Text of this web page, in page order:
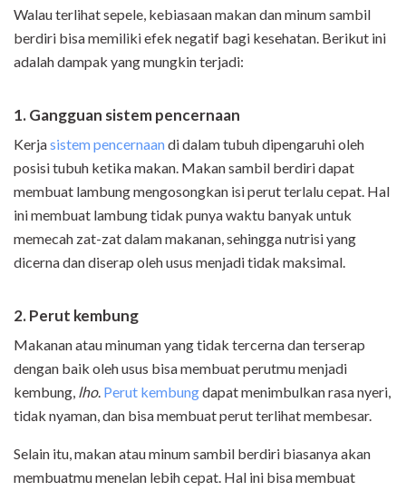
Walau terlihat sepele, kebiasaan makan dan minum sambil
berdiri bisa memiliki efek negatif bagi kesehatan. Berikut ini
adalah dampak yang mungkin terjadi:
1. Gangguan sistem pencernaan
Kerjasistem pencernaandi dalam tubuh dipengaruhi oleh
posisi tubuh ketika makan. Makan sambil berdiri dapat
membuat lambung mengosongkan isi perut terlalu cepat. Hal
ini membuat lambung tidak punya waktu banyak untuk
memecah zat-zat dalam makanan, sehingga nutrisi yang
dicerna dan diserap oleh usus menjadi tidak maksimal.
2. Perut kembung
Makanan atau minuman yang tidak tercerna dan terserap
dengan baik oleh usus bisa membuat perutmu menjadi
kembung, lho. Perut kembungdapat menimbulkan rasa nyeri,
tidak nyaman, dan bisa membuat perut terlihat membesar.
Selain itu, makan atau minum sambil berdiri biasanya akan
membuatmu menelan lebih cepat. Hal ini bisa membuat